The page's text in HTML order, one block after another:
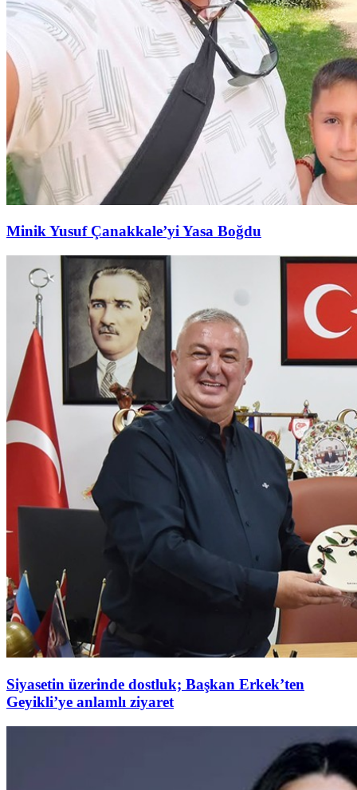
Minik Yusuf Çanakkale’yi Yasa Boğdu
Siyasetin üzerinde dostluk; Başkan Erkek’ten
Geyikli’ye anlamlı ziyaret